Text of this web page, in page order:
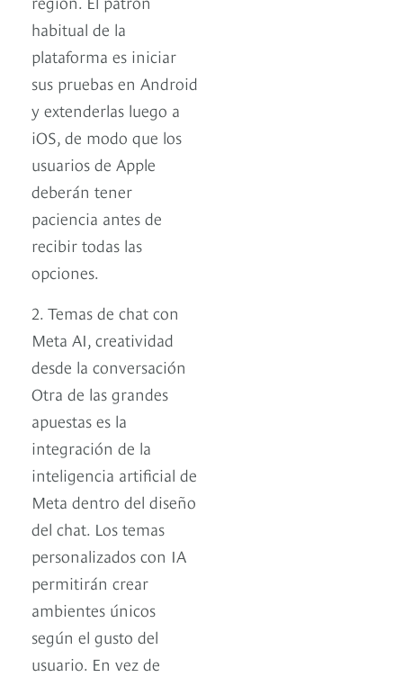
habitual de la
plataforma es iniciar
sus pruebas en Android
y extenderlas luego a
iOS, de modo que los
usuarios de Apple
deberán tener
paciencia antes de
recibir todas las
opciones.
2. Temas de chat con
Meta AI, creatividad
desde la conversación
Otra de las grandes
apuestas es la
integración de la
inteligencia artificial de
Meta dentro del diseño
del chat. Los temas
personalizados con IA
permitirán crear
ambientes únicos
según el gusto del
usuario. En vez de